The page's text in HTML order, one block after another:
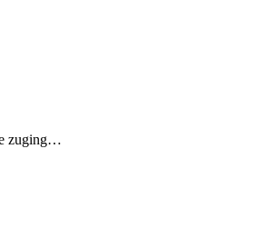
zuging…